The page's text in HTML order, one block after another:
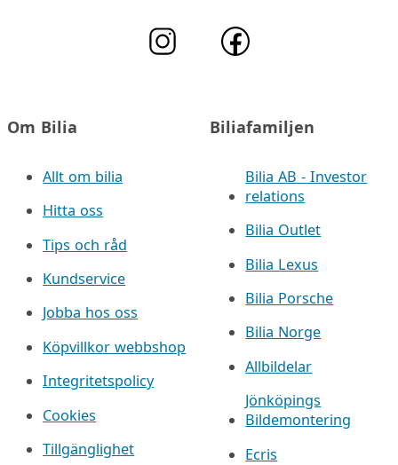
Om Bilia
Allt om bilia
Hitta oss
Tips och råd
Kundservice
Jobba hos oss
Köpvillkor webbshop
Integritetspolicy
Cookies
Tillgänglighet
Biliafamiljen
Bilia AB - Investor
relations
Bilia Outlet
Bilia Lexus
Bilia Porsche
Bilia Norge
Allbildelar
Jönköpings
Bildemontering
Ecris